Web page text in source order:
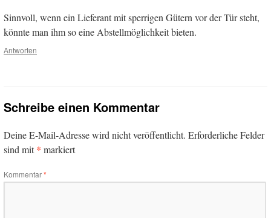
Sinnvoll, wenn ein Lieferant mit sperrigen Gütern vor der Tür steht,
könnte man ihm so eine Abstellmöglichkeit bieten.
Antworten
Schreibe einen Kommentar
Deine E-Mail-Adresse wird nicht veröffentlicht. Erforderliche Felder
sind mit* markiert
Kommentar*